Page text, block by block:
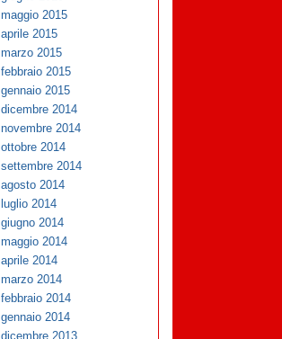
maggio 2015
aprile 2015
marzo 2015
febbraio 2015
gennaio 2015
dicembre 2014
novembre 2014
ottobre 2014
settembre 2014
agosto 2014
luglio 2014
giugno 2014
maggio 2014
aprile 2014
marzo 2014
febbraio 2014
gennaio 2014
dicembre 2013